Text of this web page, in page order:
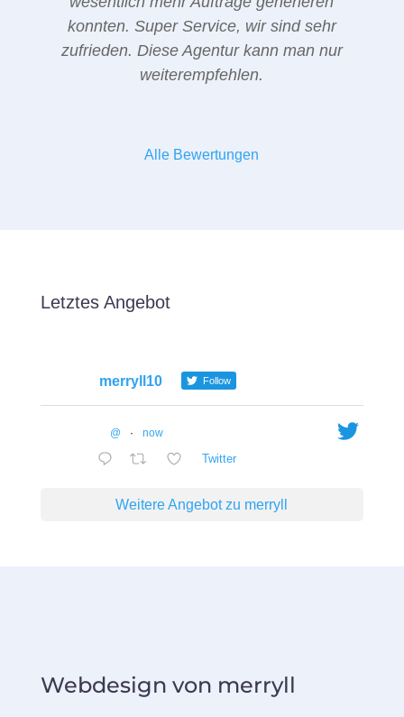
konnten. Super Service, wir sind sehr
zufrieden. Diese Agentur kann man nur
weiterempfehlen.
Alle Bewertungen
Letztes Angebot
merryll10 Follow
@ · now
Twitter
Weitere Angebot zu merryll
Webdesign von merryll